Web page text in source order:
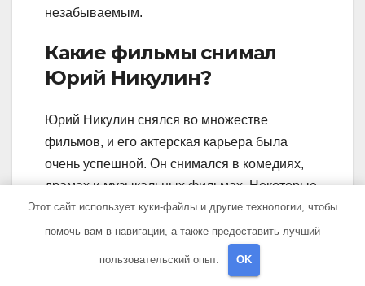
незабываемым.
Какие фильмы снимал
Юрий Никулин?
Юрий Никулин снялся во множестве
фильмов, и его актерская карьера была
очень успешной. Он снимался в комедиях,
драмах и музыкальных фильмах. Некоторые
из его самых известных работ включают
«Карнавальная ночь» (1956), «Кавказская
(1977) и «Чародеи» (1982). Юрий Никулин
Этот сайт использует куки-файлы и другие технологии, чтобы
помочь вам в навигации, а также предоставить лучший
пользовательский опыт. OK